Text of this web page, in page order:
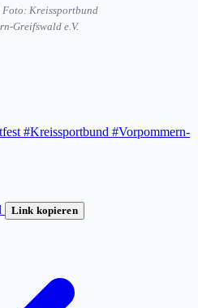
Foto: Kreissportbund
Greifswald e.V.
#Kreissportbund #Vorpommern-
Link kopieren